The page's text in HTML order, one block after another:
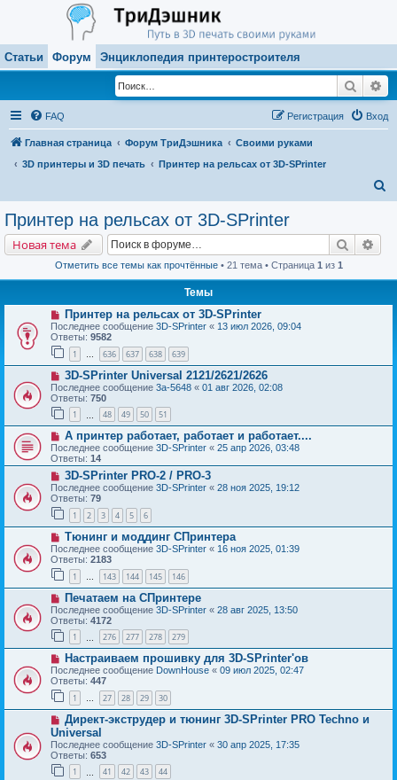
Статьи Форум Энциклопедия принтеростроителя
Поиск
FAQ Вход
Регистрация
Главная страница Форум ТриДэшника
Своими руками
3D принтеры и 3D печать
Принтер на рельсах от 3D-SPrinter
Принтер на рельсах от 3D-SPrinter
Новая тема Поиск
Отметить все темы как прочтённые• 21 тема • Страница 1 из 1
Темы
Принтер на рельсах от 3D-SPrinter
Последнее сообщение 3D-SPrinter « 13 июл 2026, 09:04
Ответы: 9582
1 … 636 637 638 639
3D-SPrinter Universal 2121/2621/2626
Последнее сообщение 3a-5648 « 01 авг 2026, 02:08
Ответы: 750
1 48 49 50 51
А принтер работает, работает и работает....
Последнее сообщение 3D-SPrinter « 25 апр 2026, 03:48
Ответы: 14
3D-SPrinter PRO-2 / PRO-3
Последнее сообщение 3D-SPrinter « 28 ноя 2025, 19:12
Ответы: 79
1 2 3 4 5 6
Тюнинг и моддинг СПринтера
Последнее сообщение 3D-SPrinter « 16 ноя 2025, 01:39
Ответы: 2183
1 … 143 144 145 146
Печатаем на СПринтере
Последнее сообщение 3D-SPrinter « 28 авг 2025, 13:50
Ответы: 4172
1 276 277 278 279
Настраиваем прошивку для 3D-SPrinter'ов
Последнее сообщение DownHouse « 09 июл 2025, 02:47
Ответы: 447
1 … 27 28 29 30
Директ-экструдер и тюнинг 3D-SPrinter PRO Techno и
Universal
Последнее сообщение 3D-SPrinter « 30 апр 2025, 17:35
Ответы: 653
1 41 42 43 44